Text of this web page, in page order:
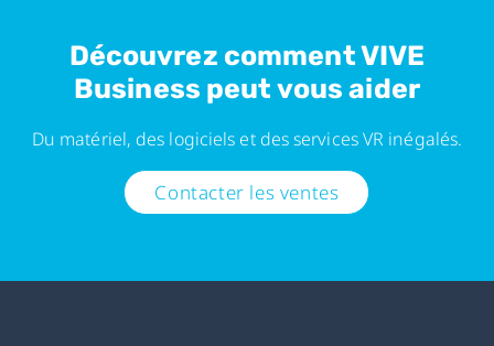
Découvrez comment VIVE
Business peut vous aider
Du matériel, des logiciels et des services VR inégalés.
Contacter les ventes